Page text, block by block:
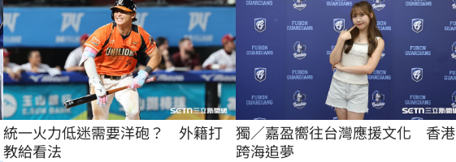
統一火力低迷需要洋砲？　外籍打
教給看法
獨／嘉盈嚮往台灣應援文化　香港
跨海追夢